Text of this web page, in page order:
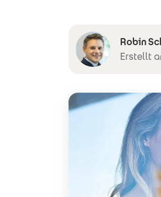
Robin
Erstellt